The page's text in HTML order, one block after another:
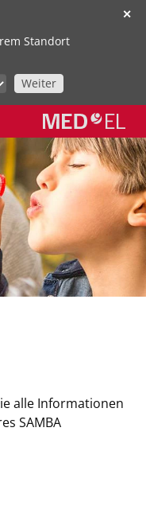
✕
Standort
Weiter
alle Informationen
SAMBA